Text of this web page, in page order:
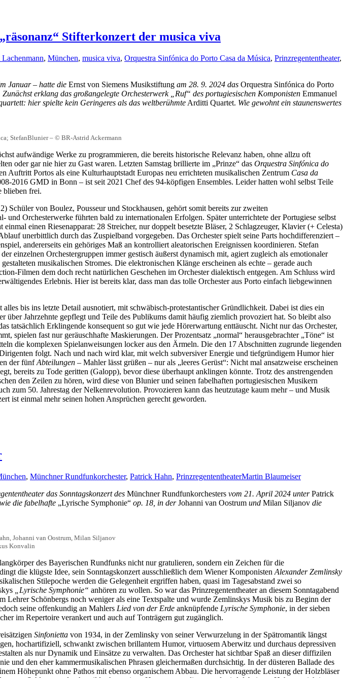
Stifterkonzert der musica viva
, München, musica viva, Orquestra Sinfónica do Porto Casa da Música, Prinzregententheater,
Januar – hatte die Ernst von Siemens Musikstiftung am 28. 9. 2024 das Orquestra Sinfónica do Porto
erklang das großangelegte Orchesterwerk „Ruf“ des portugiesischen Komponisten Emmanuel
hier spielte kein Geringeres als das weltberühmte Arditti Quartet. Wie gewohnt ein staunenswertes
StefanBlunier – © BR-Astrid Ackermann
aufwändige Werke zu programmieren, die bereits historische Relevanz haben, ohne allzu oft
oder gar nie hier zu Gast waren. Letzten Samstag brillierte im „Prinze“ das Orquestra Sinfónica do
Auftritt Portos als eine Kulturhauptstadt Europas neu errichteten musikalischen Zentrum Casa da
2016 GMD in Bonn – ist seit 2021 Chef des 94-köpfigen Ensembles. Leider hatten wohl selbst Teile
blieben frei.
Schüler von Boulez, Pousseur und Stockhausen, gehört somit bereits zur zweiten
Orchesterwerke führten bald zu internationalen Erfolgen. Später unterrichtete der Portugiese selbst
einen Riesenapparat: 28 Streicher, nur doppelt besetzte Bläser, 2 Schlagzeuger, Klavier (+ Celesta)
unerbittlich durch das Zuspielband vorgegeben. Das Orchester spielt seine Parts hochdifferenziert –
andererseits ein gehöriges Maß an kontrolliert aleatorischen Ereignissen koordinieren. Stefan
einzelnen Orchestergruppen immer gestisch äußerst dynamisch mit, agiert zugleich als emotionaler
musikalischen Stromes. Die elektronischen Klänge erscheinen als echte – gerade auch
Filmen dem doch recht natürlichen Geschehen im Orchester dialektisch entgegen. Am Schluss wird
Erlebnis. Hier ist bereits klar, dass man das tolle Orchester aus Porto einfach liebgewinnen
bis ins letzte Detail ausnotiert, mit schwäbisch-protestantischer Gründlichkeit. Dabei ist dies ein
über Jahrzehnte gepflegt und Teile des Publikums damit häufig ziemlich provoziert hat. So bleibt also
tatsächlich Erklingende konsequent so gut wie jede Hörerwartung enttäuscht. Nicht nur das Orchester,
spielen fast nur geräuschhafte Maskierungen. Der Prozentsatz „normal“ herausgebrachter „Töne“ ist
die komplexen Spielanweisungen locker aus den Ärmeln. Die den 17 Abschnitten zugrunde liegenden
folgt. Nach und nach wird klar, mit welch subversiver Energie und tiefgründigem Humor hier
der fünfAbteilungen – Mahler lässt grüßen – nur als „leeres Gerüst“: Nicht mal ansatzweise erscheinen
bereits zu Tode geritten (Galopp), bevor diese überhaupt anklingen könnte. Trotz des anstrengenden
den Zeilen zu hören, wird diese von Blunier und seinen fabelhaften portugiesischen Musikern
zum 50. Jahrestag der Nelkenrevolution. Provozieren kann das heutzutage kaum mehr – und Musik
ist einmal mehr seinen hohen Ansprüchen gerecht geworden.
, Münchner Rundfunkorchester, Patrick Hahn, PrinzregententheaterMartin Blaumeiser
das Sonntagskonzert des Münchner Rundfunkorchesters vom 21. April 2024 unterPatrick
die fabelhafte „Lyrische Symphonie“ op. 18, in derJohanni van Oostrum und Milan Siljanov die
Johanni van Oostrum, Milan Siljanov
Konvalin
des Bayerischen Rundfunks nicht nur gratulieren, sondern ein Zeichen für die
die klügste Idee, sein Sonntagskonzert ausschließlich dem Wiener Komponisten Alexander Zemlinsky
Stilepoche werden die Gelegenheit ergriffen haben, quasi im Tagesabstand zwei so
„Lyrische Symphonie“ anhören zu wollen. So war das Prinzregententheater an diesem Sonntagabend
Lehrer Schönbergs noch weniger als eine Textspalte und wurde Zemlinskys Musik bis zu Beginn der
seine offenkundig an Mahlers Lied von der Erde anknüpfende Lyrische Symphonie, in der sieben
im Repertoire verankert und auch auf Tonträgern gut zugänglich.
Sinfonietta von 1934, in der Zemlinsky von seiner Verwurzelung in der Spätromantik längst
hochartifiziell, schwankt zwischen brillantem Humor, virtuosem Aberwitz und durchaus depressiven
als nur Dynamik und Einsätze zu verwalten. Das Orchester hat sichtbar Spaß an dieser diffizilen
den eher kammermusikalischen Phrasen gleichermaßen durchsichtig. In der düsteren Ballade des
Höhepunkt ohne Pathos mit ebenso organischem Abbau. Die hervorragende Leistung der Holzbläser